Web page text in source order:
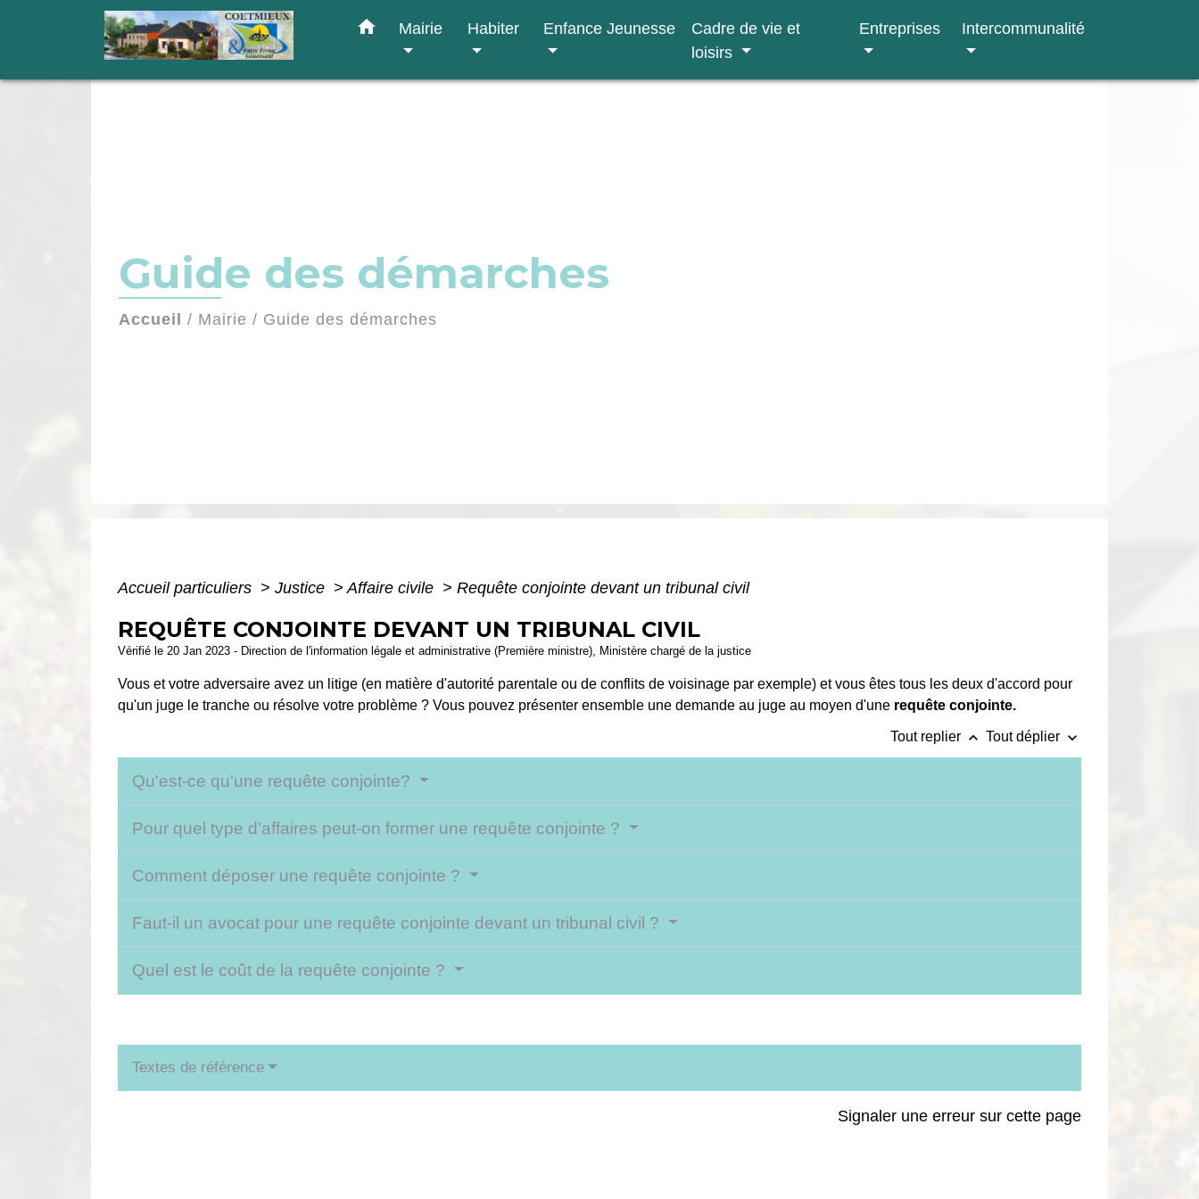
home Mairie Habiter Enfance Jeunesse
Cadre de vie et
loisirs
Entreprises Intercommunalité
Guide des démarches
Accueil / Mairie / Guide des démarches
Accueil particuliers > Justice > Affaire civile > Requête conjointe devant un tribunal civil
REQUÊTE CONJOINTE DEVANT UN TRIBUNAL CIVIL
Vérifié le 20 Jan 2023 - Direction de l'information légale et administrative (Première ministre), Ministère chargé de la justice
Vous et votre adversaire avez un litige (en matière d'autorité parentale ou de conflits de voisinage par exemple) et vous êtes tous les deux d'accord pour
qu'un juge le tranche ou résolve votre problème ? Vous pouvez présenter ensemble une demande au juge au moyen d'une requête conjointe.
Tout replier keyboard_arrow_up Tout déplier keyboard_arrow_down
Qu'est-ce qu'une requête conjointe?
Pour quel type d'affaires peut-on former une requête conjointe ?
Comment déposer une requête conjointe ?
Faut-il un avocat pour une requête conjointe devant un tribunal civil ?
Quel est le coût de la requête conjointe ?
Textes de référence
Signaler une erreur sur cette page